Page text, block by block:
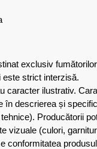
exclusiv
strict interzisă.
caracter ilustrativ.
în descrierea și
Producătorii
vizuale (culori,
conformitatea